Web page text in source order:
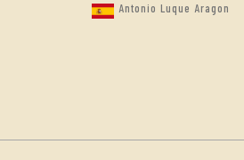
Antonio Luque Aragon